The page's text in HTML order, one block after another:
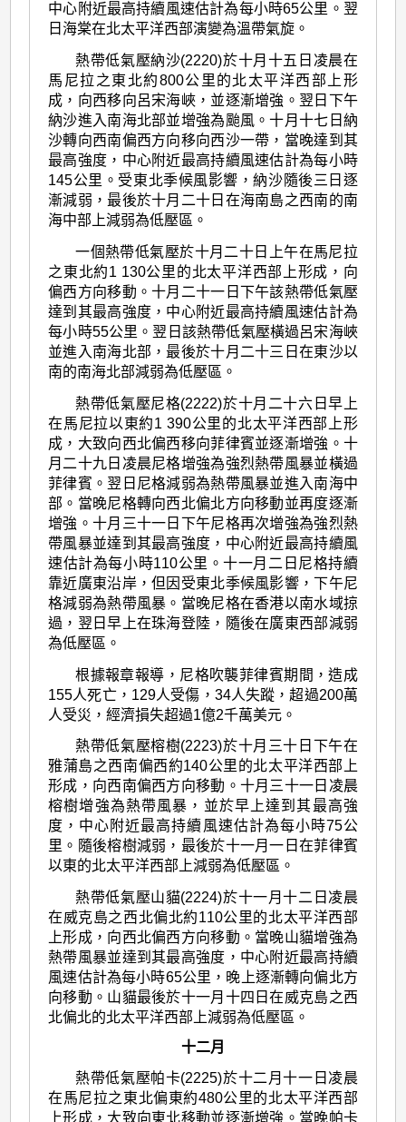
中心附近最高持續風速估計為每小時65公里。翌
日海棠在北太平洋西部演變為溫帶氣旋。
熱帶低氣壓納沙(2220)於十月十五日凌晨在
馬尼拉之東北約800公里的北太平洋西部上形
成，向西移向呂宋海峽，並逐漸增強。翌日下午
納沙進入南海北部並增強為颱風。十月十七日納
沙轉向西南偏西方向移向西沙一帶，當晚達到其
最高強度，中心附近最高持續風速估計為每小時
145公里。受東北季候風影響，納沙隨後三日逐
漸減弱，最後於十月二十日在海南島之西南的南
海中部上減弱為低壓區。
一個熱帶低氣壓於十月二十日上午在馬尼拉
之東北約1 130公里的北太平洋西部上形成，向
偏西方向移動。十月二十一日下午該熱帶低氣壓
達到其最高強度，中心附近最高持續風速估計為
每小時55公里。翌日該熱帶低氣壓橫過呂宋海峽
並進入南海北部，最後於十月二十三日在東沙以
南的南海北部減弱為低壓區。
熱帶低氣壓尼格(2222)於十月二十六日早上
在馬尼拉以東約1 390公里的北太平洋西部上形
成，大致向西北偏西移向菲律賓並逐漸增強。十
月二十九日凌晨尼格增強為強烈熱帶風暴並橫過
菲律賓。翌日尼格減弱為熱帶風暴並進入南海中
部。當晚尼格轉向西北偏北方向移動並再度逐漸
增強。十月三十一日下午尼格再次增強為強烈熱
帶風暴並達到其最高強度，中心附近最高持續風
速估計為每小時110公里。十一月二日尼格持續
靠近廣東沿岸，但因受東北季候風影響，下午尼
格減弱為熱帶風暴。當晚尼格在香港以南水域掠
過，翌日早上在珠海登陸，隨後在廣東西部減弱
為低壓區。
根據報章報導，尼格吹襲菲律賓期間，造成
155人死亡，129人受傷，34人失蹤，超過200萬
人受災，經濟損失超過1億2千萬美元。
熱帶低氣壓榕樹(2223)於十月三十日下午在
雅蒲島之西南偏西約140公里的北太平洋西部上
形成，向西南偏西方向移動。十月三十一日凌晨
榕樹增強為熱帶風暴，並於早上達到其最高強
度，中心附近最高持續風速估計為每小時75公
里。隨後榕樹減弱，最後於十一月一日在菲律賓
以東的北太平洋西部上減弱為低壓區。
熱帶低氣壓山貓(2224)於十一月十二日凌晨
在威克島之西北偏北約110公里的北太平洋西部
上形成，向西北偏西方向移動。當晚山貓增強為
熱帶風暴並達到其最高強度，中心附近最高持續
風速估計為每小時65公里，晚上逐漸轉向偏北方
向移動。山貓最後於十一月十四日在威克島之西
北偏北的北太平洋西部上減弱為低壓區。
十二月
熱帶低氣壓帕卡(2225)於十二月十一日凌晨
在馬尼拉之東北偏東約480公里的北太平洋西部
上形成，大致向東北移動並逐漸增強。當晚帕卡